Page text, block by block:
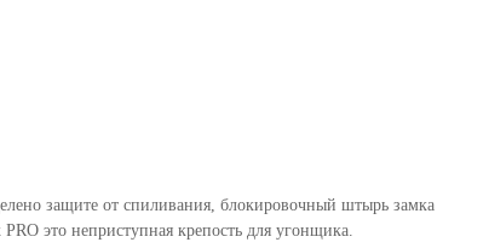
защите от спиливания, блокировочный штырь замка
это неприступная крепость для угонщика.